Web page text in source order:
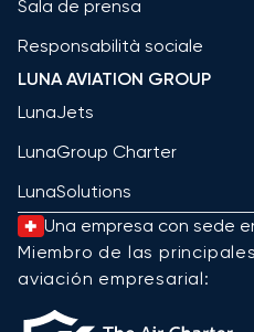
Sala de prensa
Responsabilità sociale
LUNA AVIATION GROUP
LunaJets
LunaGroup Charter
LunaSolutions
Una empresa con sede
Miembro de las
aviación empresarial: